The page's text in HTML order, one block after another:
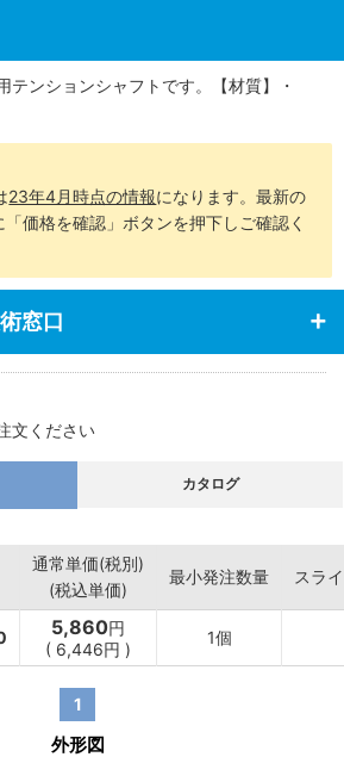
テンションシャフトです。【材質】・
23年4月時点の情報になります。最新の
価格を確認」ボタンを押下しご確認く
窓口
文ください
カタログ
通常単価(税別)
(税込単価)
最小発注数量 スラ
5,860円
( 6,446円 )
1個
1
外形図